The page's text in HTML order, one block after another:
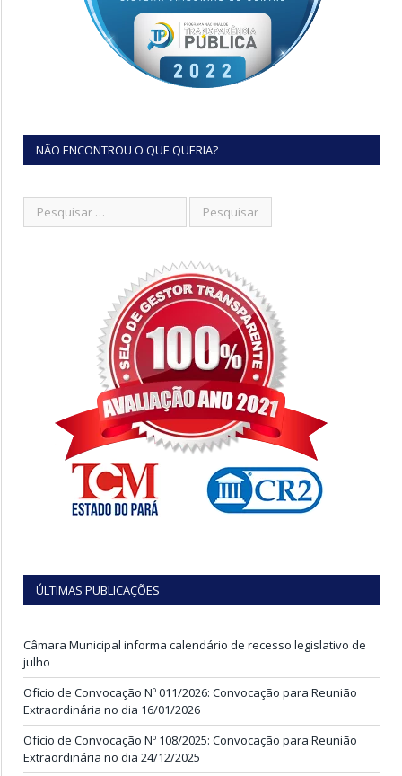
NÃO ENCONTROU O QUE QUERIA?
ÚLTIMAS PUBLICAÇÕES
Câmara Municipal informa calendário de recesso legislativo de
julho
Ofício de Convocação Nº 011/2026: Convocação para Reunião
Extraordinária no dia 16/01/2026
Ofício de Convocação Nº 108/2025: Convocação para Reunião
Extraordinária no dia 24/12/2025